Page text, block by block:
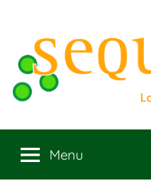
contenu
Sequanux
en
Franche
Menu